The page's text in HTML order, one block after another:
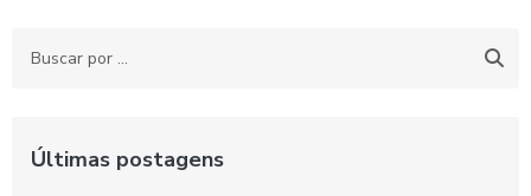
Últimas postagens